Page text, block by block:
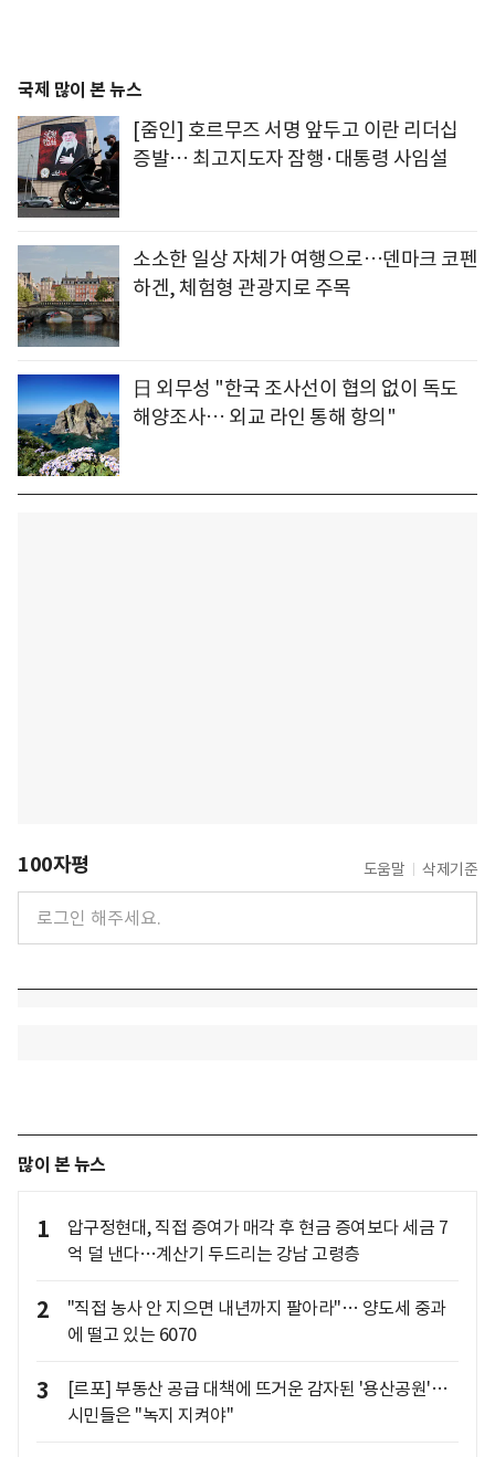
국제 많이 본 뉴스
[줌인] 호르무즈 서명 앞두고 이란 리더십
증발… 최고지도자 잠행·대통령 사임설
소소한 일상 자체가 여행으로…덴마크 코펜
하겐, 체험형 관광지로 주목
日 외무성 "한국 조사선이 협의 없이 독도
해양조사… 외교 라인 통해 항의"
100자평 도움말 삭제기준
많이 본 뉴스
1
압구정현대, 직접 증여가 매각 후 현금 증여보다 세금 7
억 덜 낸다…계산기 두드리는 강남 고령층
2
"직접 농사 안 지으면 내년까지 팔아라"… 양도세 중과
에 떨고 있는 6070
3
[르포] 부동산 공급 대책에 뜨거운 감자된 '용산공원'…
시민들은 "녹지 지켜야"